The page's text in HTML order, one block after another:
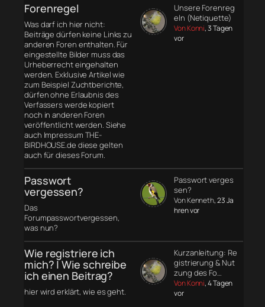
Forenregel
Was darf ich hier nicht:
Beiträge dürfen keine Links zu
anderen Foren enthalten. Für
eingestellte Bilder muss das
Urheberrecht eingehalten
werden. Exklusive Artikel wie
zum Beispiel Zuchtberichte,
dürfen ohne Erlaubnis des
Verfassers werde kopiert
noch in anderen Foren
veröffentlicht werden. Siehe
auch Impressum THE-
BIRDHOUSE.de diese gelten
auch für dieses Forum.
Unsere Forenreg
eln (Netiquette)
Von Konni, 3 Tagen
vor
Passwort
vergessen?
Das
Forumpasswortvergessen,
was nun?
Passwort verges
sen?
Von Kenneth, 23 Ja
hren vor
Wie registriere ich
mich? | Wie schreibe
ich einen Beitrag?
hier wird erklärt, wie es geht.
Kurzanleitung: Re
gistrierung & Nut
zung des Fo…
Von Konni, 4 Tagen
vor